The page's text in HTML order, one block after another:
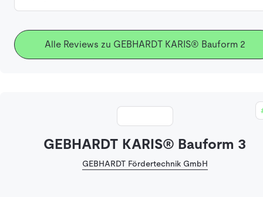
Alle Reviews zu GEBHARDT KARIS® Bauform 2
GEBHARDT KARIS® Bauform 3
GEBHARDT Fördertechnik GmbH